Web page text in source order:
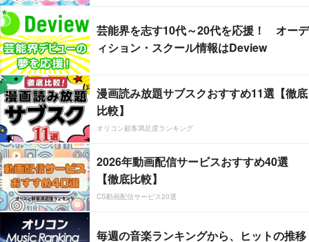
芸能界を志す10代～20代を応援！ オーデ
ィション・スクール情報はDeview
漫画読み放題サブスクおすすめ11選【徹底
比較】
オリコン顧客満足度ランキング
2026年動画配信サービスおすすめ40選
【徹底比較】
CS動画配信サービス20選
毎週の音楽ランキングから、ヒットの推移